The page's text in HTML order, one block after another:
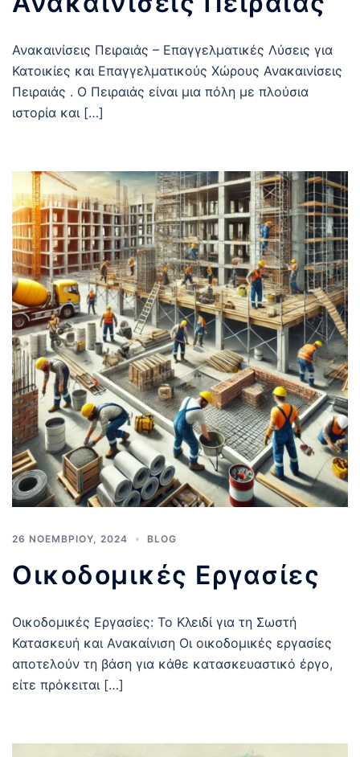
Ανακαινίσεις Πειραιάς – Επαγγελματικές Λύσεις για
Κατοικίες και Επαγγελματικούς Χώρους Ανακαινίσεις
Πειραιάς . Ο Πειραιάς είναι μια πόλη με πλούσια
ιστορία και […]
26 ΝΟΕΜΒΡΊΟΥ, 2024 BLOG
Οικοδομικές Εργασίες
Οικοδομικές Εργασίες: Το Κλειδί για τη Σωστή
Κατασκευή και Ανακαίνιση Οι οικοδομικές εργασίες
αποτελούν τη βάση για κάθε κατασκευαστικό έργο,
είτε πρόκειται […]